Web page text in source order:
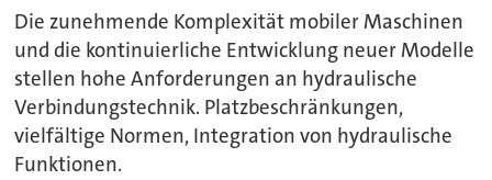
Die zunehmende Komplexität mobiler Maschinen
und die kontinuierliche Entwicklung neuer Modelle
stellen hohe Anforderungen an hydraulische
Verbindungstechnik. Platzbeschränkungen,
vielfältige Normen, Integration von hydraulische
Funktionen.